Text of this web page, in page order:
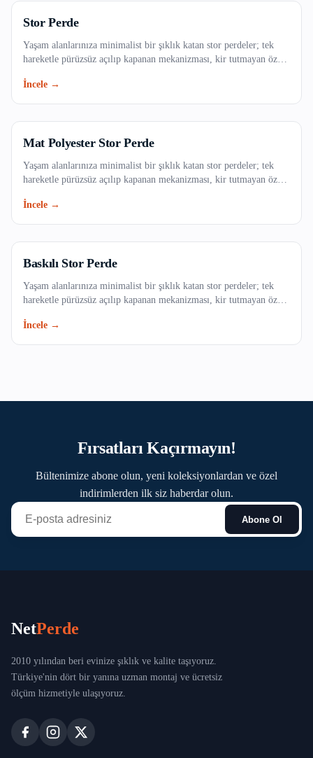
Eyüpsultan
Fatih
Kadıköy
Kartal
Küçükçekmece
Maltepe
Pendik
Sultangazi
Şile
Ümraniye
Üsküdar
Zeytinburnu
Stor Perde
Yaşam alanlarınıza minimalist bir şıklık katan stor perdeler; tek
hareketle pürüzsüz açılıp kapanan mekanizması, kir tutmayan özel
ofisinizin vazgeçilmezi olacak. Işığı dilediğiniz gibi filtreleyerek
İncele →
Mat Polyester Stor Perde
Yaşam alanlarınıza minimalist bir şıklık katan stor perdeler; tek
hareketle pürüzsüz açılıp kapanan mekanizması, kir tutmayan özel
ofisinizin vazgeçilmezi olacak. Işığı dilediğiniz gibi filtreleyerek
İncele →
Baskılı Stor Perde
Yaşam alanlarınıza minimalist bir şıklık katan stor perdeler; tek
hareketle pürüzsüz açılıp kapanan mekanizması, kir tutmayan özel
ofisinizin vazgeçilmezi olacak. Işığı dilediğiniz gibi filtreleyerek
İncele →
Fırsatları Kaçırmayın!
Bültenimize abone olun, yeni koleksiyonlardan ve özel
indirimlerden ilk siz haberdar olun.
Abone Ol
NetPerde
2010 yılından beri evinize şıklık ve kalite taşıyoruz.
Türkiye'nin dört bir yanına uzman montaj ve ücretsiz
ölçüm hizmetiyle ulaşıyoruz.